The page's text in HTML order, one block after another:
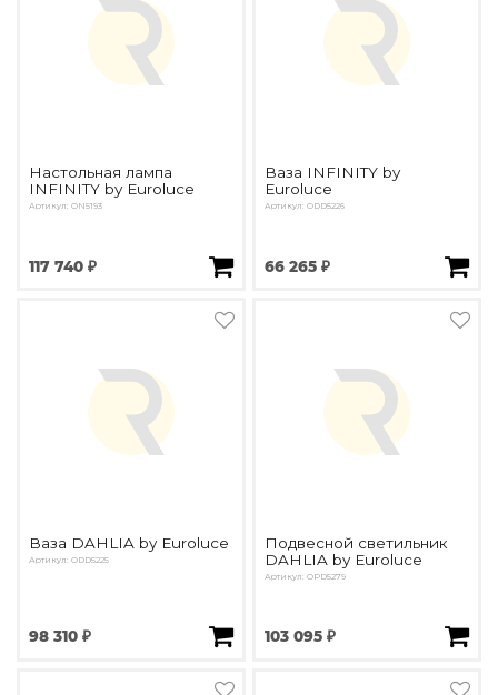
Настольная лампа
INFINITY by Euroluce
Артикул: ON5193
117 740 ₽
Ваза INFINITY by
Euroluce
Артикул: ODD5226
66 265 ₽
Ваза DAHLIA by Euroluce
Артикул: ODD5225
98 310 ₽
Подвесной светильник
DAHLIA by Euroluce
Артикул: OPD5279
103 095 ₽